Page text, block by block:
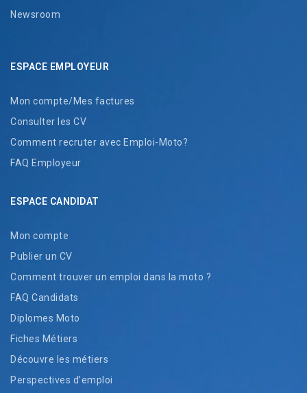
Newsroom
ESPACE EMPLOYEUR
Mon compte/Mes factures
Consulter les CV
Comment recruter avec Emploi-Moto?
FAQ Employeur
ESPACE CANDIDAT
Mon compte
Publier un CV
Comment trouver un emploi dans la moto ?
FAQ Candidats
Diplomes Moto
Fiches Métiers
Découvre les métiers
Perspectives d’emploi